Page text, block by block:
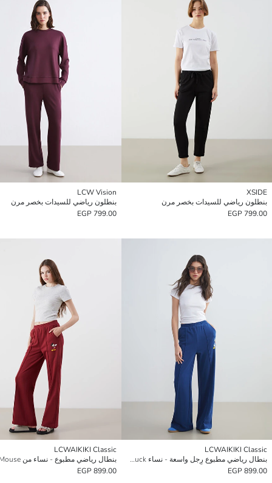
XSIDE
بنطلون رياضي للسيدات بخصر مرن
799.00 EGP
LCW Vision
بنطلون رياضي للسيدات بخصر مرن
799.00 EGP
LCWAIKIKI Classic
بنطال رياضي مطبوع رِجل واسعة - نساء Disney - Donald Duck
899.00 EGP
LCWAIKIKI Classic
899.00 EGP